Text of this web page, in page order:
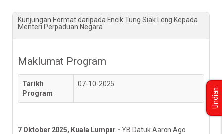
Kunjungan Hormat daripada Encik Tung Siak Leng Kepada
Menteri Perpaduan Negara
Maklumat Program
Tarikh
Program
07-10-2025
7 Oktober 2025, Kuala Lumpur - YB Datuk Aaron Ago
Undian